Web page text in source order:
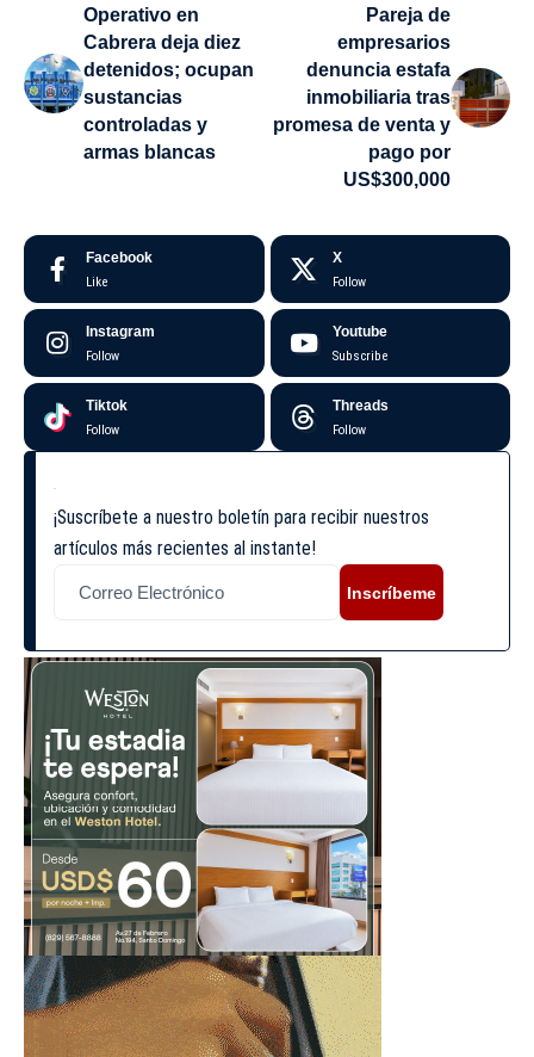
Operativo en
Cabrera deja diez
detenidos; ocupan
sustancias
controladas y
armas blancas
Pareja de
empresarios
denuncia estafa
inmobiliaria tras
promesa de venta y
pago por
US$300,000
Facebook
Like
X
Follow
Instagram
Follow
Youtube
Subscribe
Tiktok
Follow
Threads
Follow
¡Suscríbete a nuestro boletín para recibir nuestros
artículos más recientes al instante!
Inscríbeme